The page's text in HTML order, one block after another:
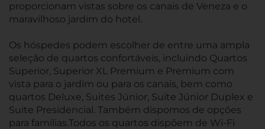
proporcionam vistas sobre os canais de Veneza e o
maravilhoso jardim do hotel.
Os hóspedes podem escolher de entre uma ampla
seleção de quartos confortáveis, incluindo Quartos
Superior, Superior XL Premium e Premium com
vista para o jardim ou para os canais, bem como
quartos Deluxe, Suites Júnior, Suite Júnior Duplex e
Suite Presidencial. Também dispomos de opções
para famílias.Todos os quartos dispõem de Wi-Fi